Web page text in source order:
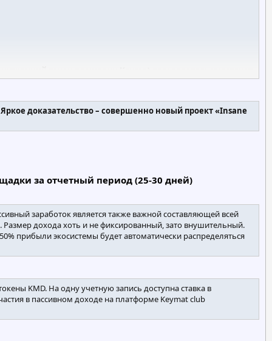
токен площадки Keymat пользователь участвует
доказательство – совершенно новый проект «Insane
за отчетный период (25-30 дней)
заработок является также важной составляющей всей
Размер дохода хоть и не фиксированный, зато внушительный.
прибыли экосистемы будет автоматически распределяться
KMD. На одну учетную запись доступна ставка в
в пассивном доходе на платформе Keymat club